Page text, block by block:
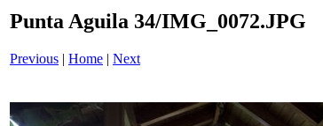
Punta Aguila 34/IMG_0072.JPG
Previous | Home | Next